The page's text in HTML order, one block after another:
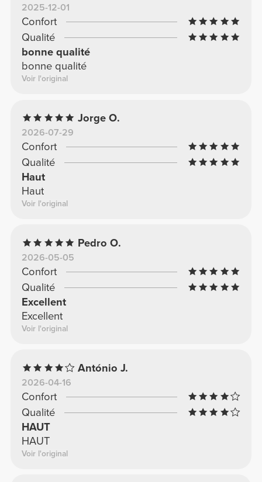
2025-12-01
Confort
Qualité
bonne qualité
bonne qualité
Voir l'original
Jorge O.
2026-07-29
Confort
Qualité
Haut
Haut
Voir l'original
Pedro O.
2026-05-05
Confort
Qualité
Excellent
Excellent
Voir l'original
António J.
2026-04-16
Confort
Qualité
HAUT
HAUT
Voir l'original